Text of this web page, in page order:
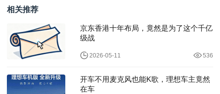
相关推荐
京东香港十年布局，竟然是为了这个千亿
级战
2026-05-11 536
开车不用麦克风也能K歌，理想车主竟然
在车